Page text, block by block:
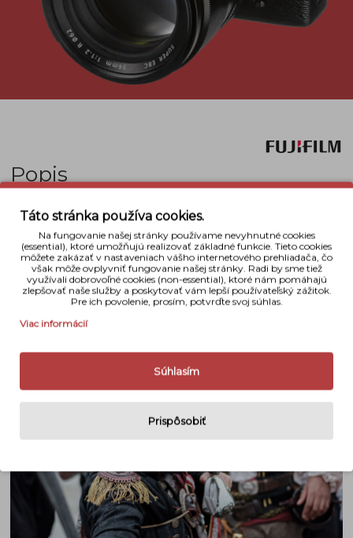
Popis
objektív určený pre APS-C formát fotoaparátov rady
Finepix X. Objektív disponuje po prepočte na
kinofilm 85mm ohniskovou vzdialenosťou a
užasnou svetelnosťou f/1,2. Vďaka svojej ideálnej
ohniskovej vzdialenosti a svetelnosti je
to ideálny nástrojom pre portrétnych a štúdiových
možnosti kreatívnej práce.
Táto stránka používa cookies.
Na fungovanie našej stránky používame nevyhnutné cookies
(essential), ktoré umožňujú realizovať základné funkcie. Tieto cookies
môžete zakázať v nastaveniach vášho internetového prehliadača, čo
však môže ovplyvniť fungovanie našej stránky. Radi by sme tiež
využívali dobrovoľné cookies (non-essential), ktoré nám pomáhajú
zlepšovať naše služby a poskytovať vám lepší používateľský zážitok.
Pre ich povolenie, prosím, potvrďte svoj súhlas.
Viac informácií
Súhlasím
Prispôsobiť